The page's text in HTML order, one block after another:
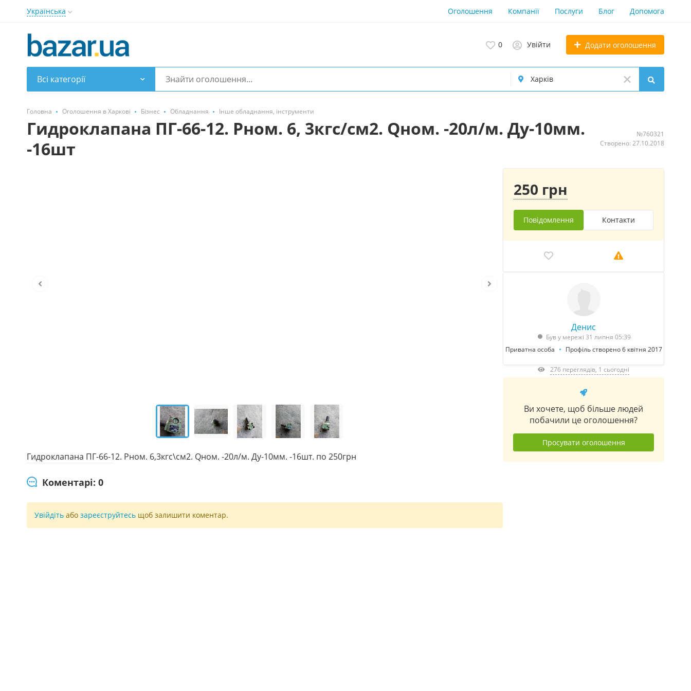
Українська Оголошення Компанії Послуги Блог Допомога
0 Увійти Додати оголошення
Всі категорії
Головна Оголошення в Харкові Бізнес Обладнання Інше обладнання, інструменти
Гидроклапана ПГ-66-12. Рном. 6, 3кгс/см2. Qном. -20л/м. Ду-10мм.
-16шт
№760321
Створено: 27.10.2018
Гидроклапана ПГ-66-12. Рном. 6,3кгс\см2. Qном. -20л/м. Ду-10мм. -16шт. по 250грн
Коментарі: 0
Увійдіть або зареєструйтесь щоб залишити коментар.
250 грн
Повідомлення Контакти
Денис
Був у мережі 31 липня 05:39
Приватна особа
Профіль створено 6 квітня 2017
276 переглядів, 1 сьогодні
Ви хочете, щоб більше людей
побачили це оголошення?
Просувати оголошення